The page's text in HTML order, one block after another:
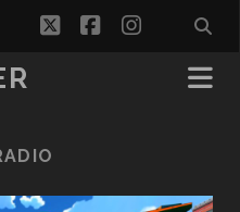
twitterfacebook